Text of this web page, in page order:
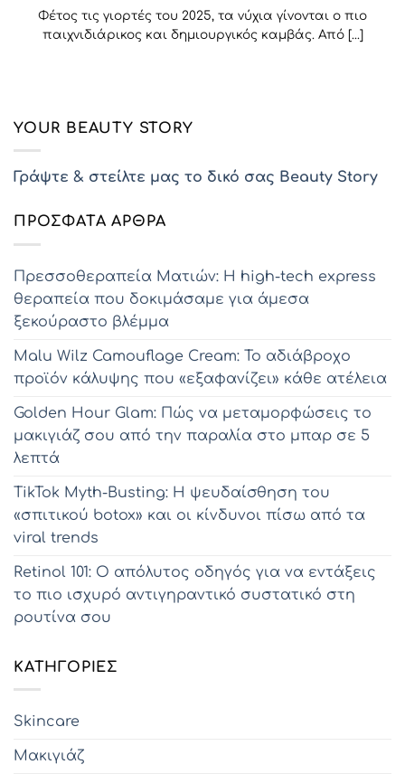
Φέτος τις γιορτές του 2025, τα νύχια γίνονται ο πιο
παιχνιδιάρικος και δημιουργικός καμβάς. Από [...]
YOUR BEAUTY STORY
Γράψτε & στείλτε μας το δικό σας Beauty Story
ΠΡΌΣΦΑΤΑ ΆΡΘΡΑ
Πρεσσοθεραπεία Ματιών: Η high-tech express
θεραπεία που δοκιμάσαμε για άμεσα
ξεκούραστο βλέμμα
Malu Wilz Camouflage Cream: Το αδιάβροχο
προϊόν κάλυψης που «εξαφανίζει» κάθε ατέλεια
Golden Hour Glam: Πώς να μεταμορφώσεις το
μακιγιάζ σου από την παραλία στο μπαρ σε 5
λεπτά
TikTok Myth-Busting: Η ψευδαίσθηση του
«σπιτικού botox» και οι κίνδυνοι πίσω από τα
viral trends
Retinol 101: Ο απόλυτος οδηγός για να εντάξεις
το πιο ισχυρό αντιγηραντικό συστατικό στη
ρουτίνα σου
KΑΤΗΓΟΡΊΕΣ
Skincare
Μακιγιάζ